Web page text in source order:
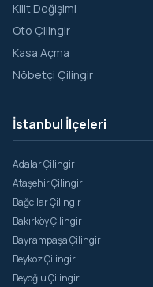
Kilit Değişimi
Oto Çilingir
Kasa Açma
Nöbetçi Çilingir
İstanbul İlçeleri
Adalar Çilingir
Ataşehir Çilingir
Bağcılar Çilingir
Bakırköy Çilingir
Bayrampaşa Çilingir
Beykoz Çilingir
Beyoğlu Çilingir